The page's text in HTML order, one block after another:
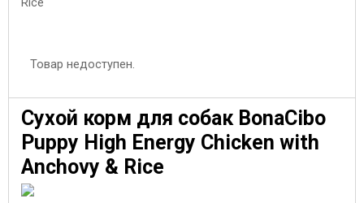
Товар недоступен.
Сухой корм для собак BonaCibo
Puppy High Energy Chicken with
Anchovy & Rice